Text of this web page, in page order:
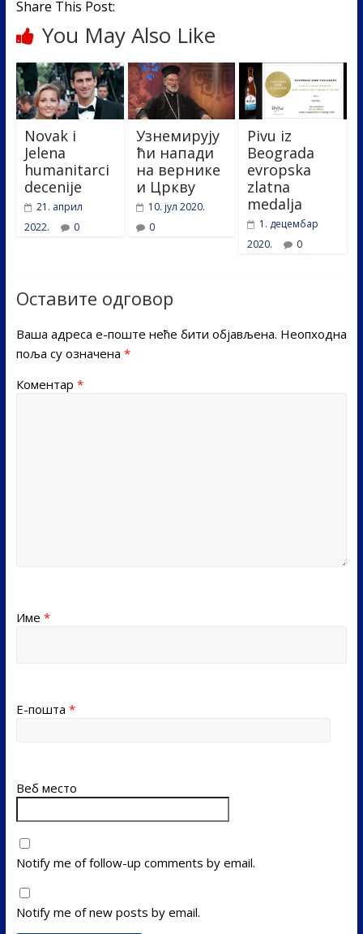
Share This Post:
You May Also Like
Novak i
Jelena
humanitarci
decenije
21. април
2022.
0
Узнемирују
ћи напади
на вернике
и Цркву
10. јул 2020.
0
Pivu iz
Beograda
evropska
zlatna
medalja
1. децембар
2020.
0
Оставите одговор
Ваша адреса е-поште неће бити објављена. Неопходна
поља су означена *
Коментар *
Име *
Е-пошта *
Веб место
Notify me of follow-up comments by email.
Notify me of new posts by email.